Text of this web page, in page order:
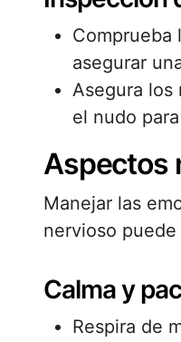
Comprueba
asegurar
Asegura los
el nudo
Aspectos
Manejar las
nervioso
Calma y
Respira de